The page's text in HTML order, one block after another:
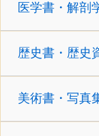
医学書・解剖
歴史書・歴史
美術書・写真